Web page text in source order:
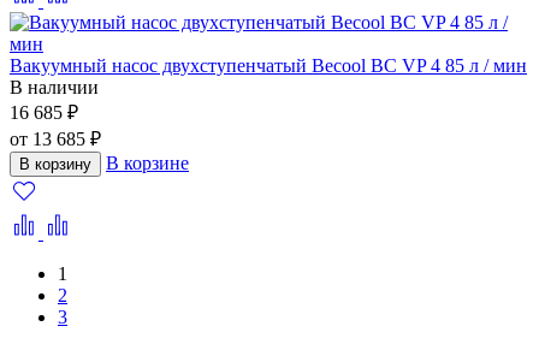
Вакуумный насос двухступенчатый Becool BC VP 4 85 л / мин
В наличии
16 685 ₽
от 13 685 ₽
В корзину В корзине
1
2
3